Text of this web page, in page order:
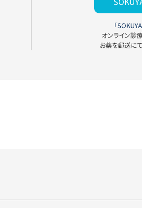
「
オンライン診
お薬を郵送に